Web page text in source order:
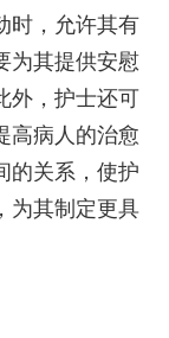
时，允许其有
为其提供安慰
外，护士还可
高病人的治愈
的关系，使护
为其制定更具